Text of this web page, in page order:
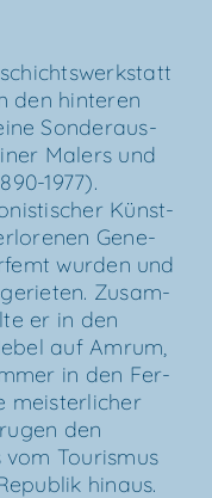
den hin­te­ren
Son­der­aus­
Malers und
1977).
Künst­
Gene­
wur­den und
Zusam­
er in den
auf Amrum,
in den Fer­
meis­ter­li­cher
den
Tou­ris­mus
hinaus.